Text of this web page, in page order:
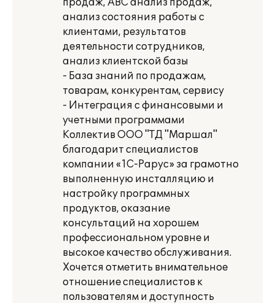
продаж, АВС анализ продаж,
анализ состояния работы с
клиентами, результатов
деятельности сотрудников,
анализ клиентской базы
- База знаний по продажам,
товарам, конкурентам, сервису
- Интеграция с финансовыми и
учетными программами
Коллектив ООО "ТД "Маршал"
благодарит специалистов
компании «1С-Рарус» за грамотно
выполненную инсталляцию и
настройку программных
продуктов, оказание
консультаций на хорошем
профессиональном уровне и
высокое качество обслуживания.
Хочется отметить внимательное
отношение специалистов к
пользователям и доступность